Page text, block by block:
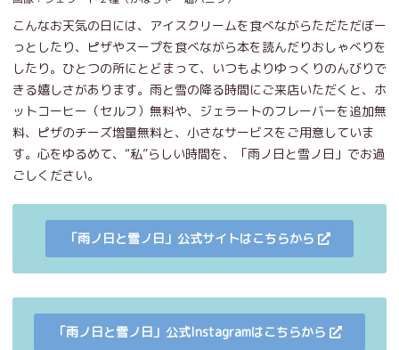
こんなお天気の日には、アイスクリームを食べながらただただぼー
っとしたり、ピザやスープを食べながら本を読んだりおしゃべりを
したり。ひとつの所にとどまって、いつもよりゆっくりのんびりで
きる嬉しさがあります。雨と雪の降る時間にご来店いただくと、ホ
ットコーヒー（セルフ）無料や、ジェラートのフレーバーを追加無
料、ピザのチーズ増量無料と、小さなサービスをご用意していま
す。心をゆるめて、“私”らしい時間を、「雨ノ日と雪ノ日」でお過
ごしください。
「雨ノ日と雪ノ日」公式サイトはこちらから
「雨ノ日と雪ノ日」公式Instagramはこちらから